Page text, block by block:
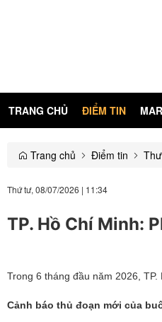
TRANG CHỦ ĐIỂM TIN
Trang chủ Điểm tin
Thứ tư, 08/07/2026 | 11:34
TP. Hồ Chí Minh:
Trong 6 tháng đầu năm 2026,
Cảnh báo thủ đoạn mới của